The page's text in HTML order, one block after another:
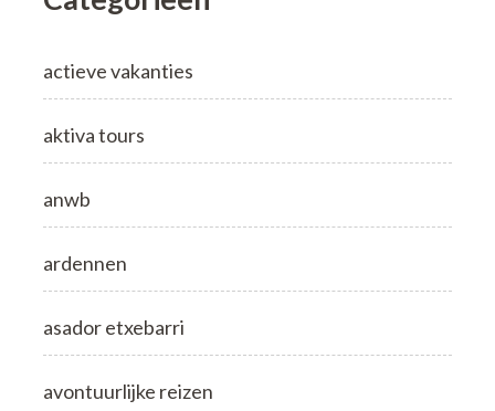
actieve vakanties
aktiva tours
anwb
ardennen
asador etxebarri
avontuurlijke reizen